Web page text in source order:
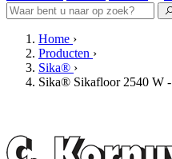
Home ›
Producten ›
Sika® ›
Sika® Sikafloor 2540 W